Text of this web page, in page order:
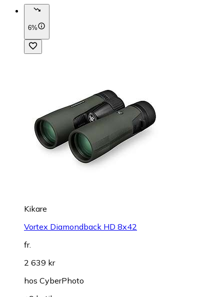
6%
Kikare
Vortex Diamondback HD 8x42
fr.
2 639 kr
hos CyberPhoto